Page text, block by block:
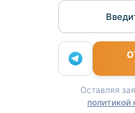
Оставляя
политикой